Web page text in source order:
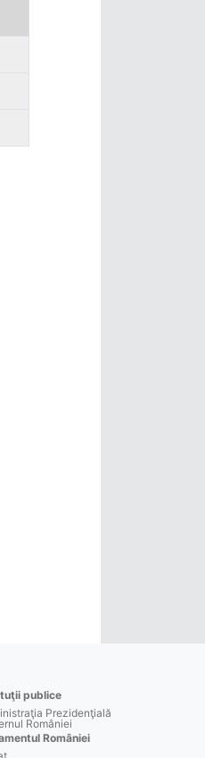
publice
Prezidenţială
României
României